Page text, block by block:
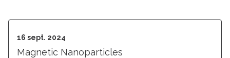
16 sept. 2024
Magnetic Nanoparticles